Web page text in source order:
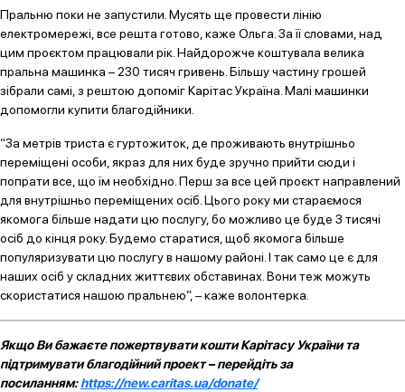
Пральню поки не запустили. Мусять ще провести лінію
електромережі, все решта готово, каже Ольга. За її словами, над
цим проєктом працювали рік. Найдорожче коштувала велика
пральна машинка – 230 тисяч гривень. Більшу частину грошей
зібрали самі, з рештою допоміг Карітас Україна. Малі машинки
допомогли купити благодійники.
“За метрів триста є гуртожиток, де проживають внутрішньо
переміщені особи, якраз для них буде зручно прийти сюди і
попрати все, що їм необхідно. Перш за все цей проєкт направлений
для внутрішньо переміщених осіб. Цього року ми стараємося
якомога більше надати цю послугу, бо можливо це буде 3 тисячі
осіб до кінця року. Будемо старатися, щоб якомога більше
популяризувати цю послугу в нашому районі. І так само це є для
наших осіб у складних життєвих обставинах. Вони теж можуть
скористатися нашою пральнею”, – каже волонтерка.
Якщо Ви бажаєте пожертвувати кошти Карітасу України та
підтримувати благодійний проект – перейдіть за
посиланням:https://new.caritas.ua/donate/